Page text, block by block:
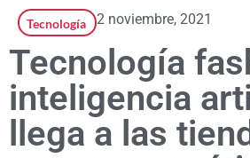
Tecnología 2 noviembre, 2021
Tecnología
inteligencia
llega a las